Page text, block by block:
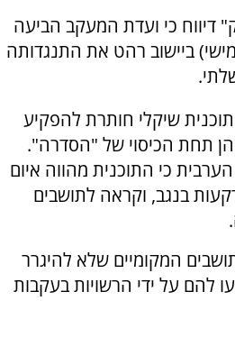
כי ועדת המעקב הביעה
ביישוב רהט את התנגדותה
שיקלי חותרת להפקיע
תחת הכיסוי של "הסדרה".
כי התוכנית מהווה איום
בנגב, וקראה לתושבים
המקומיים שלא להיגרר
להם על ידי הרשויות בעקבות